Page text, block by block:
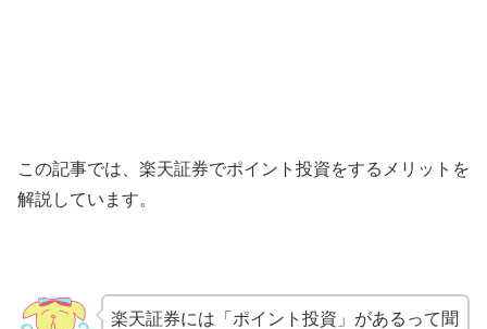
この記事では、楽天証券でポイント投資をするメリットを
解説しています。
楽天証券には「ポイント投資」があるって聞